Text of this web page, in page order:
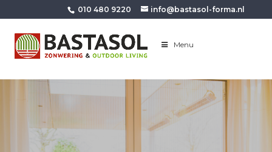
010 480 9220 info@bastasol-forma.nl
Menu